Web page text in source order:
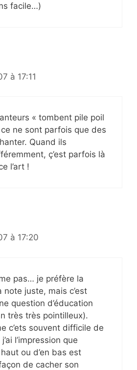
facile…)
à 17:11
« tombent pile poil
ne sont parfois que des
Quand ils
ç’est parfois là
l’art !
à 17:20
pas… je préfère la
note juste, mais c’est
question d’éducation
très très pointilleux).
c’ets souvent difficile de
l’impression que
haut ou d’en bas est
de cacher son